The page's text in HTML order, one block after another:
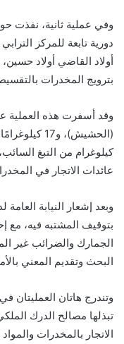
وفي عملية ثانية، نفذت
دورية تابعة للمركز
أولاد القاضي أولاد
بترويج المخدرات
عائدات الاتجار في
وبعد إشعار النيابة العامة
بتوقيف المشتبه فيه، مع
الجمارك والضرائب غير
البحث وتقديم المعني
وتندرج هاتان العمليتان
تبذلها مصالح الدرك
الاتجار بالمخدرات